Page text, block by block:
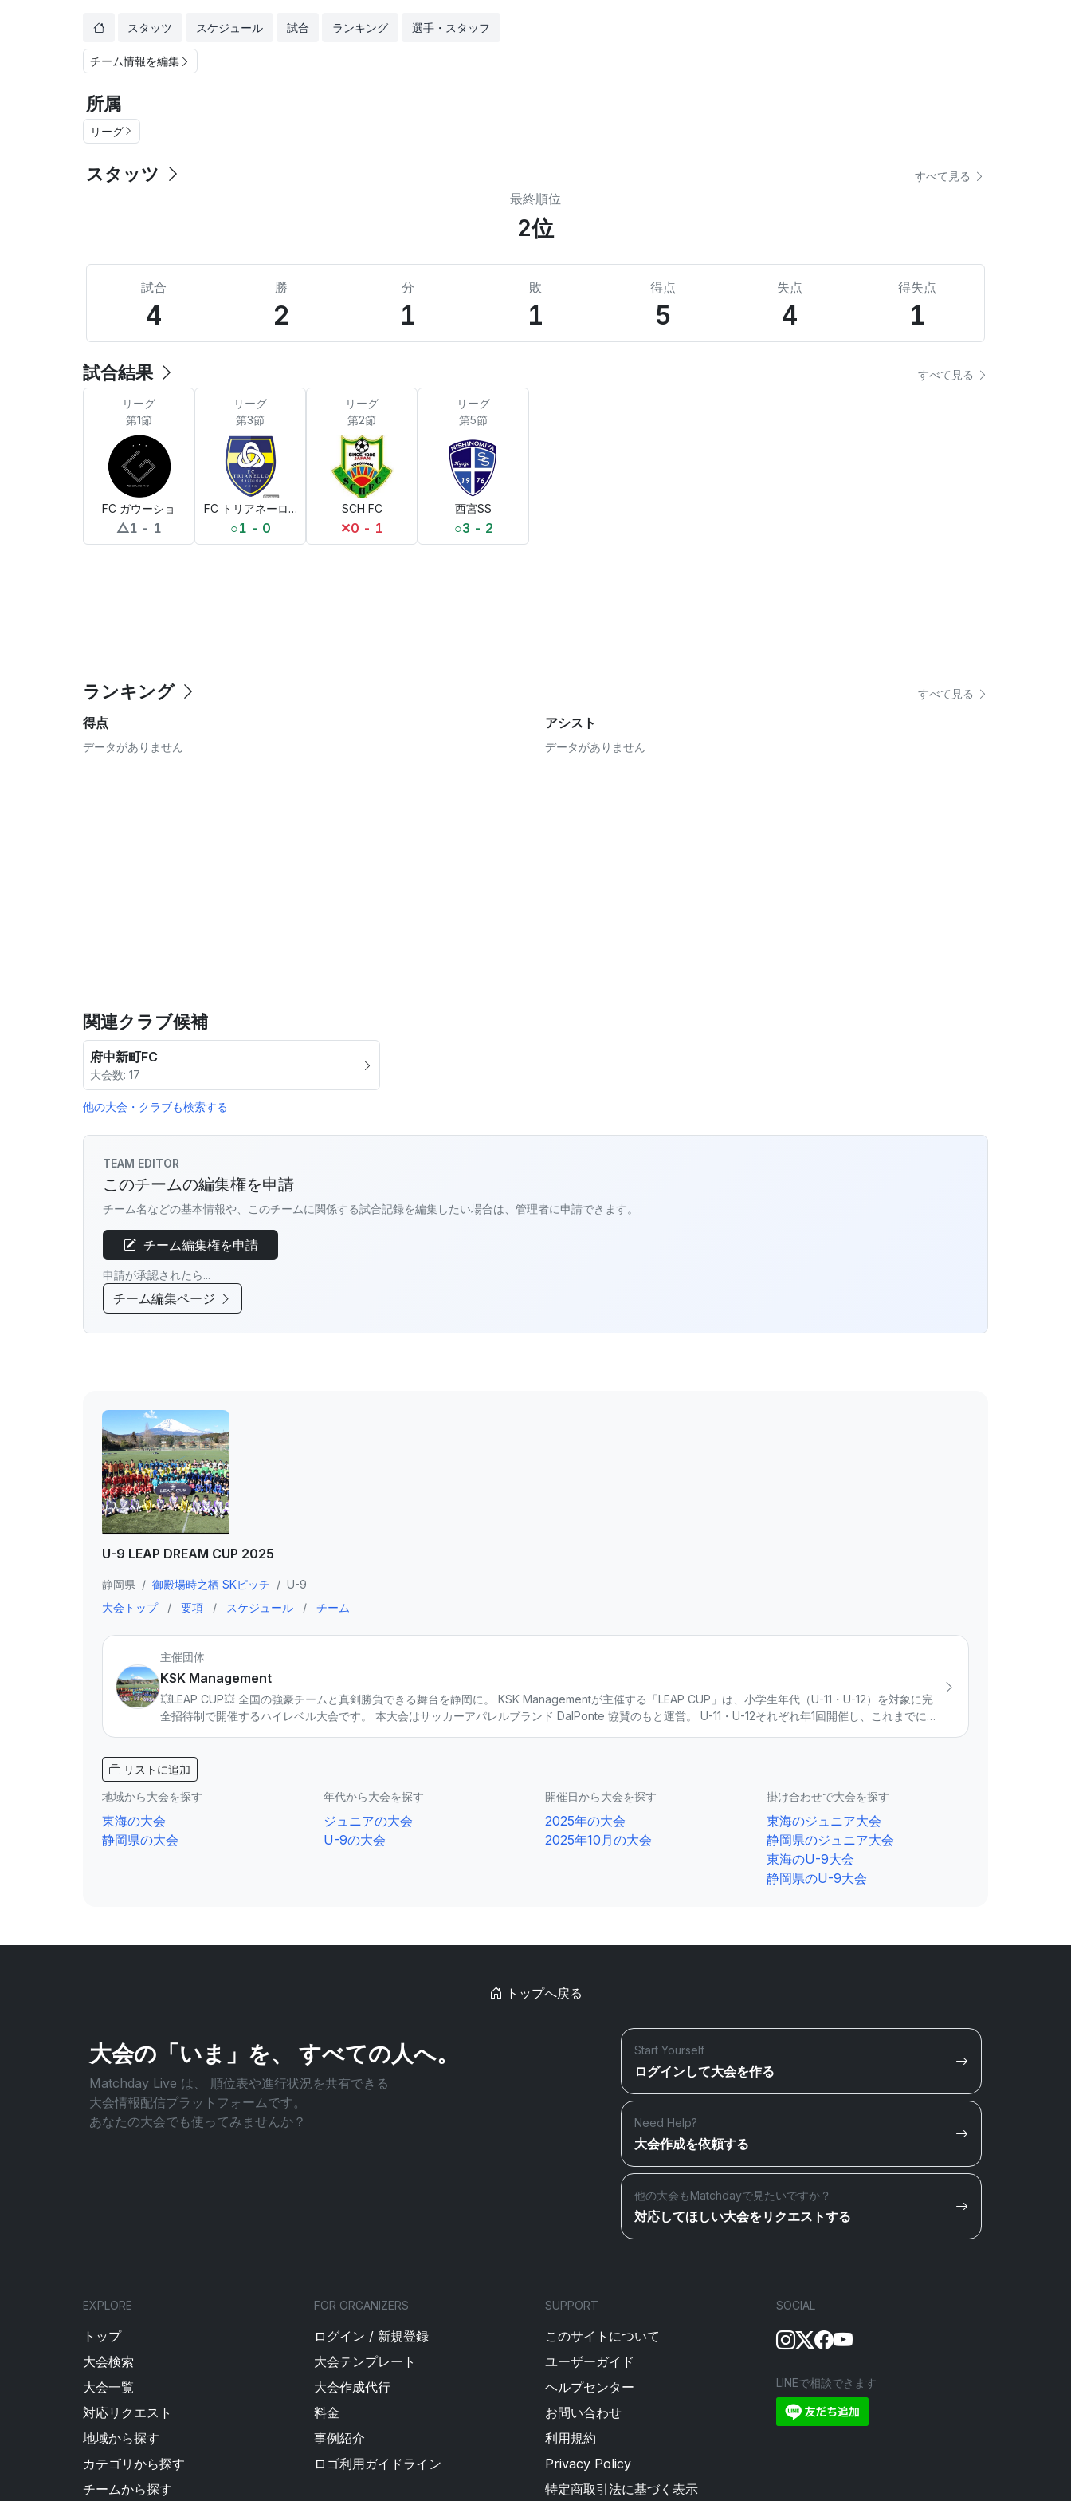
スタッツ スケジュール 試合 ランキング 選手・スタッフ
チーム情報を編集
所属
リーグ
スタッツ すべて見る
最終順位
2位
試合
4
勝
2
分
1
敗
1
得点
5
失点
4
得失点
1
試合結果 すべて見る
リーグ
第1節
FC ガウーショ
△1 - 1
リーグ
第3節
FC トリアネーロ町田
○1 - 0
リーグ
第2節
SCH FC
✕0 - 1
リーグ
第5節
西宮SS
○3 - 2
ランキング すべて見る
得点
データがありません
アシスト
データがありません
関連クラブ候補
府中新町FC
大会数: 17
他の大会・クラブも検索する
TEAM EDITOR
このチームの編集権を申請
チーム名などの基本情報や、このチームに関係する試合記録を編集したい場合は、管理者に申請できます。
チーム編集権を申請
申請が承認されたら...
チーム編集ページ
U-9 LEAP DREAM CUP 2025
静岡県 / 御殿場時之栖 SKピッチ / U-9
大会トップ
/ 要項 / スケジュール / チーム
主催団体
KSK Management
💥LEAP CUP💥 全国の強豪チームと真剣勝負できる舞台を静岡に。 KSK Managementが主催する「LEAP CUP」は、小学生年代（U-11・U-12）を対象に完
全招待制で開催するハイレベル大会です。 本大会はサッカーアパレルブランド DalPonte 協賛のもと運営。 U-11・U-12それぞれ年1回開催し、これまでに累
にフォーカスします。 静岡から全国へ。 この大会から未来のスターが生まれる！！ 📣大会情報はInstagramで発信中！ フォロー＆大会参加希望はDMから
お気軽にご連絡ください。
リストに追加
地域から大会を探す
東海の大会
静岡県の大会
年代から大会を探す
ジュニアの大会
U-9の大会
開催日から大会を探す
2025年の大会
2025年10月の大会
掛け合わせで大会を探す
東海のジュニア大会
静岡県のジュニア大会
東海のU-9大会
静岡県のU-9大会
トップへ戻る
大会の「いま」を、 すべての人へ。
Matchday Live は、 順位表や進行状況を共有できる
大会情報配信プラットフォームです。
あなたの大会でも使ってみませんか？
Start Yourself
ログインして大会を作る
Need Help?
大会作成を依頼する
他の大会もMatchdayで見たいですか？
対応してほしい大会をリクエストする
EXPLORE
トップ
大会検索
大会一覧
対応リクエスト
地域から探す
カテゴリから探す
チームから探す
FOR ORGANIZERS
ログイン / 新規登録
大会テンプレート
大会作成代行
料金
事例紹介
ロゴ利用ガイドライン
SUPPORT
このサイトについて
ユーザーガイド
ヘルプセンター
お問い合わせ
利用規約
Privacy Policy
特定商取引法に基づく表示
SOCIAL
LINEで相談できます